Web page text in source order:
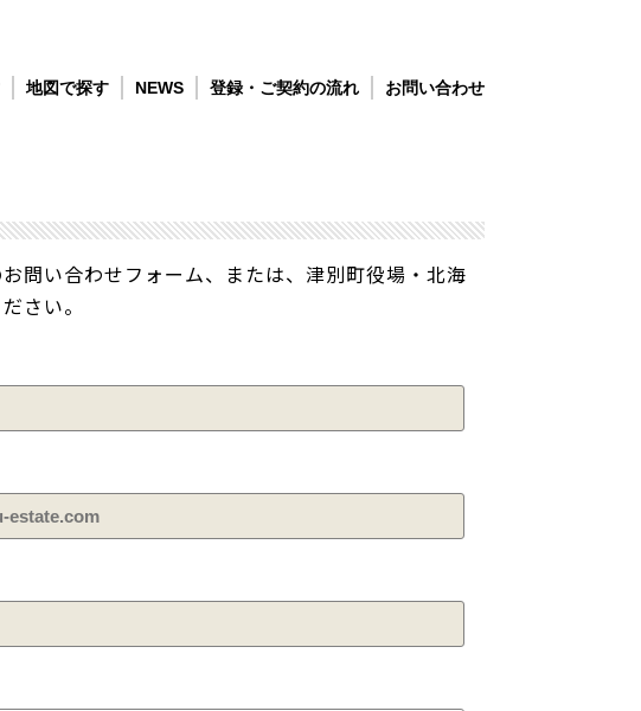
地図で探す NEWS 登録・ご契約の流れ お問い合わせ
問い合わせフォーム、または、津別町役場・北海
さい。